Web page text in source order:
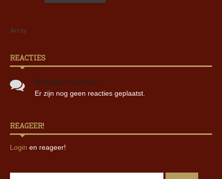
Array
REACTIES
Nog geen reacties!
Er zijn nog geen reacties geplaatst.
REAGEER!
Login en reageer!